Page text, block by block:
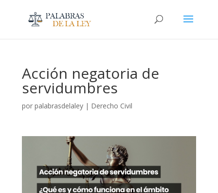
Acción negatoria de
servidumbres
por palabrasdelaley| Derecho Civil